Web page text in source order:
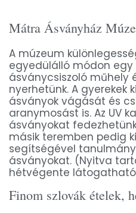
Mátra Ásványház
A múzeum
egyedülálló módon egy
ásványcsiszoló műhely
nyerhetünk. A gyerekek
ásványok vágását és
aranymosást is. Az UV
ásványokat
másik teremben pedig
segítségével
ásványokat. (Nyitva
hétvégente
Finom szlovák ételek,